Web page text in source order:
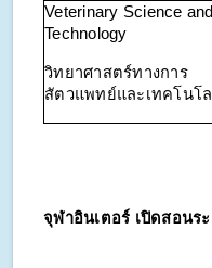
Veterinary Science and
Technology
วิทยาศาสตร์ทางการ
สัตวแพทย์และเทคโนโ
จุฬาอินเตอร์ เปิดสอนร